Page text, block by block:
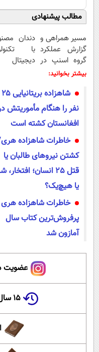
مطالب پیشنهادی
مسیر همراهی و
گزارش عملکرد
گروه اسنپ در
۱۴۰۴
دندان
با
دیجیتال
بیشتر بخوانید:
شاهزاده بریتانیایی ۲۵
نفر را هنگام مأموریتش
افغانستان کشته است
خاطرات شاهزاده
کشتن نیروهای طالبان یا
قتل 25 انسان؛
یا هیچ‌یک؟
خاطرات شاهزاده هری
پرفروش‌ترین کتاب سال
آمازون شد
عضویت
۱۵ سال پیش در چنین روزی